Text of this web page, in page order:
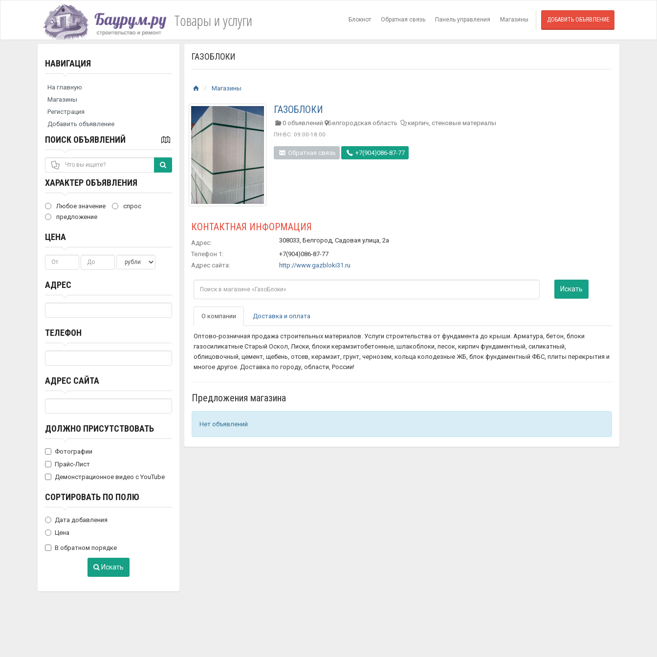
Товары и услуги Блокнот Обратная связь Панель управления Магазины ДОБАВИТЬ ОБЪЯВЛЕНИЕ
НАВИГАЦИЯ
На главную
Магазины
Регистрация
Добавить объявление
ПОИСК ОБЪЯВЛЕНИЙ
ХАРАКТЕР ОБЪЯВЛЕНИЯ
Любое значение
спрос
предложение
ЦЕНА
АДРЕС
ТЕЛЕФОН
АДРЕС САЙТА
ДОЛЖНО ПРИСУТСТВОВАТЬ
Фотографии
Прайс-Лист
Демонстрационное видео с YouTube
СОРТИРОВАТЬ ПО ПОЛЮ
Дата добавления
Цена
В обратном порядке
Искать
ГАЗОБЛОКИ
Магазины
ГАЗОБЛОКИ
0 объявлений Белгородская область кирпич, стеновые материалы
ПН-ВС: 09:00-18:00
Обратная связь +7(904)086-87-77
КОНТАКТНАЯ ИНФОРМАЦИЯ
Адрес:
308033, Белгород, Садовая улица, 2а
Телефон 1:
+7(904)086-87-77
Адрес сайта:
http://www.gazbloki31.ru
Искать
О компании Доставка и оплата
Оптово-розничная продажа строительных материалов. Услуги строительства от фундамента до крыши. Арматура, бетон, блоки
газосиликатные Старый Оскол, Лиски, блоки керамзитобетонные, шлакоблоки, песок, кирпич фундаментный, силикатный,
облицовочный, цемент, щебень, отсев, керамзит, грунт, чернозем, кольца колодезные ЖБ, блок фундаментный ФБС, плиты перекрытия и
многое другое. Доставка по городу, области, России!
Предложения магазина
Нет объявлений